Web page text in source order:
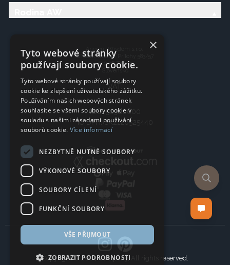
Ancient Wisdom s.r.o.,
CTpark Trnava, Prílohy 583/57
919 26 Zavar
Slovensko
IČO: 50920600
IČ DPH: SK2120525440
Copyright © 2024 Company, All rights reserved.
×
Tyto webové stránky
používají soubory cookie.
Tyto webové stránky používají soubory
cookie ke zlepšení uživatelského zážitku.
Používáním našich webových stránek
souhlasíte se všemi soubory cookie v
souladu s našimi zásadami používání
souborů cookie. Více informací
NEZBYTNĚ NUTNÉ SOUBORY
VÝKONOVÉ SOUBORY
SOUBORY CÍLENÍ
FUNKČNÍ SOUBORY
VŠE PŘIJMOUT
ZOBRAZIT PODROBNOSTI